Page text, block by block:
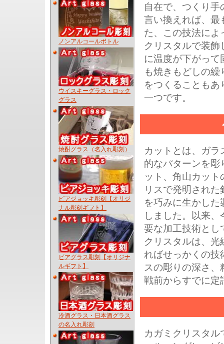
ノンアルコールボトル
ウイスキーグラス・ロック
グラス
焼酎グラス（名入れ彫刻）
ビアジョッキ彫刻【オリジ
ナル彫刻ギフト】
ビアグラス彫刻【オリジナ
ルギフト】
冷酒グラス・日本酒グラス
の名入れ彫刻
自在で、つくり
言い換えれば、最
た、この技法によ
クリスタルで装
に温度が下がっ
も焼きもどしの
をつくることも
一つです。
カットとは、ガ
的なパターンを彫
ット、角山カッ
リスで発明され
を巧みに生かし
しました。以来
要な加工技術とし
クリスタルは、
ればせっかくの技
スの彫りの深さ
戦前からすでに定
カガミクリスタ